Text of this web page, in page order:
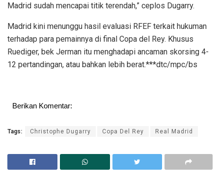
Madrid sudah mencapai titik terendah,” ceplos Dugarry.
Madrid kini menunggu hasil evaluasi RFEF terkait hukuman
terhadap para pemainnya di final Copa del Rey. Khusus
Ruediger, bek Jerman itu menghadapi ancaman skorsing 4-
12 pertandingan, atau bahkan lebih berat.***dtc/mpc/bs
Berikan Komentar:
Tags: Christophe Dugarry Copa Del Rey Real Madrid